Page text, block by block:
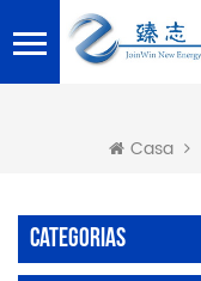
Casa
Categorias